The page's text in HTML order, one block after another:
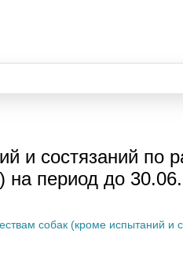
и состязаний по
на период до
собак (кроме испытаний и